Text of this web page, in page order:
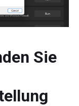
Sie